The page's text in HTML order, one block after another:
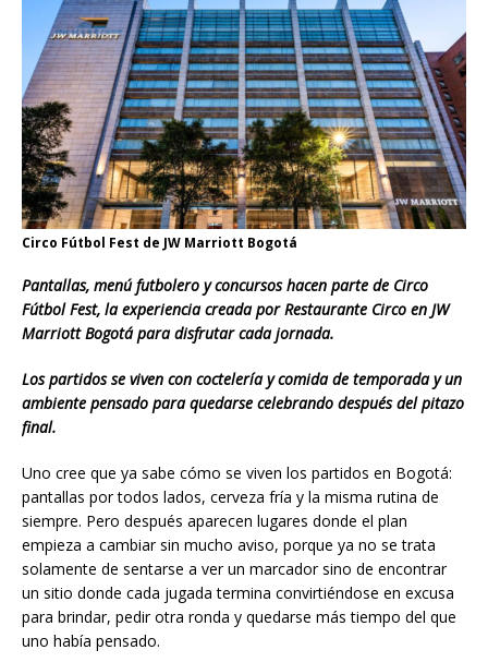
Circo Fútbol Fest de JW Marriott Bogotá
Pantallas, menú futbolero y concursos hacen parte de Circo
Fútbol Fest, la experiencia creada por Restaurante Circo en JW
Marriott Bogotá para disfrutar cada jornada.
Los partidos se viven con coctelería y comida de temporada y un
ambiente pensado para quedarse celebrando después del pitazo
final.
Uno cree que ya sabe cómo se viven los partidos en Bogotá:
pantallas por todos lados, cerveza fría y la misma rutina de
siempre. Pero después aparecen lugares donde el plan
empieza a cambiar sin mucho aviso, porque ya no se trata
solamente de sentarse a ver un marcador sino de encontrar
un sitio donde cada jugada termina convirtiéndose en excusa
para brindar, pedir otra ronda y quedarse más tiempo del que
uno había pensado.